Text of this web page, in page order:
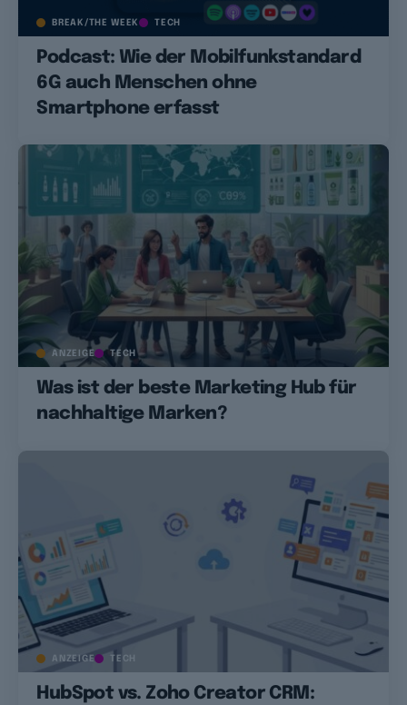
BREAK/THE WEEK TECH
Podcast: Wie der Mobilfunkstandard
6G auch Menschen ohne
Smartphone erfasst
ANZEIGE TECH
Was ist der beste Marketing Hub für
nachhaltige Marken?
ANZEIGE TECH
HubSpot vs. Zoho Creator CRM: